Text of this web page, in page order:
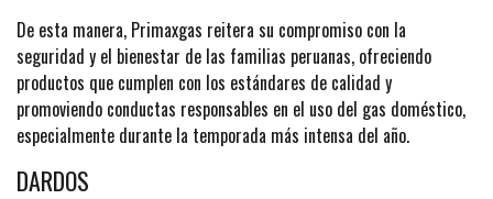
De esta manera, Primaxgas reitera su compromiso con la
seguridad y el bienestar de las familias peruanas, ofreciendo
productos que cumplen con los estándares de calidad y
promoviendo conductas responsables en el uso del gas doméstico,
especialmente durante la temporada más intensa del año.
DARDOS